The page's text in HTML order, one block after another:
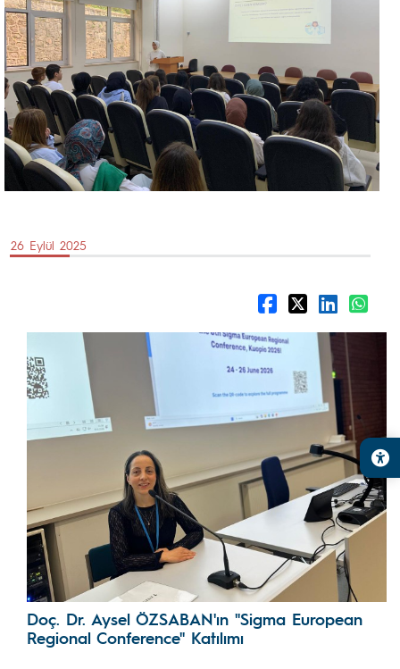
26 Eylül 2025
Doç. Dr. Aysel ÖZSABAN'ın "Sigma European
Regional Conference" Katılımı